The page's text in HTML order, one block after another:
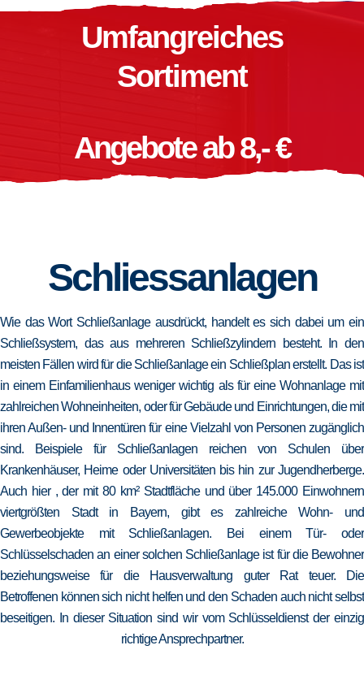
Umfangreiches
Sortiment
Angebote ab 8,- €
Schliessanlagen
Wie das Wort Schließanlage ausdrückt, handelt es sich dabei um ein
Schließsystem, das aus mehreren Schließzylindern besteht. In den
meisten Fällen wird für die Schließanlage ein Schließplan erstellt. Das ist
in einem Einfamilienhaus weniger wichtig als für eine Wohnanlage mit
zahlreichen Wohneinheiten, oder für Gebäude und Einrichtungen, die mit
ihren Außen- und Innentüren für eine Vielzahl von Personen zugänglich
sind. Beispiele für Schließanlagen reichen von Schulen über
Krankenhäuser, Heime oder Universitäten bis hin zur Jugendherberge.
Auch hier , der mit 80 km² Stadtfläche und über 145.000 Einwohnern
viertgrößten Stadt in Bayern, gibt es zahlreiche Wohn- und
Gewerbeobjekte mit Schließanlagen. Bei einem Tür- oder
Schlüsselschaden an einer solchen Schließanlage ist für die Bewohner
beziehungsweise für die Hausverwaltung guter Rat teuer. Die
Betroffenen können sich nicht helfen und den Schaden auch nicht selbst
beseitigen. In dieser Situation sind wir vom Schlüsseldienst der einzig
richtige Ansprechpartner.